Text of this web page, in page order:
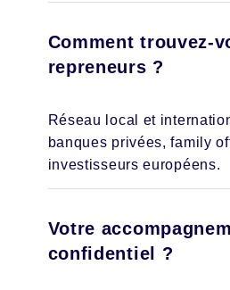
Comment trouvez-
repreneurs ?
Réseau local et
banques privées, family
investisseurs européens.
Votre
confidentiel ?